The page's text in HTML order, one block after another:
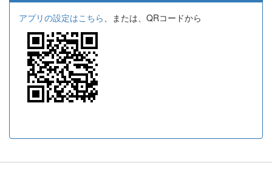
アプリの設定はこちら 、または、QRコードから